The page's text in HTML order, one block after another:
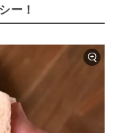
ー！